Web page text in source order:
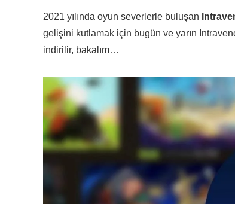
2021 yılında oyun severlerle buluşan
gelişini kutlamak için bugün ve yarın
indirilir, bakalım…